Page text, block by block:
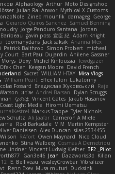
Alphaology Arthur Moto Designshop
Julian Rai Anwor Mythical X Customs
Zineb mounfik damageg George
Gerardo Quiros Sanchez Samuel Benning
Jorge Panduro Santana
Jordan
gavin poss 宣臣 紀 Adam Knight
toomanydans Jack saksik Arianna Mex
Patrick Balthrop Simon Probert micheal
Court Bart Paul Dujardin Anilene Gassner
Morys Doxy Michel Kinfoussia
lewdgazer
Ofek Chen Keegan Moore David French
Sxcret WILLIAM HTAY Misa Vlogs
William Peart Effex Talon Lukatonny
Fossard Владислав Жуковський
Raje
אלמוג Andrei Barsan
Dylan Scruggs
なのは Vincent Gates Jakub Hasanov
Coast Light Media Hiromi Uematsu
Markus Trappe Tyler Nichols
Schultz Ali Jaafar Cameron A Miele
Rod Barksdale M M Martin Kempster
Danielsen Alex Duncan silas 2534455
RAfort Owen Maynard
Nico Cloud
Stina Walberg Cosmas A Demetriou
Lindner Vincent Ludwig Kiefner BF2 _Pilot
Gan3e46 Jean Dazzworks3d Kilian
E. Belliveau wesleyCrowbar Vibralizer
Renn Exev Musa muturi Ducksink